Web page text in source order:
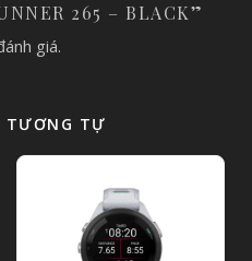
265 – BLACK”
giá.
TƯƠNG TỰ